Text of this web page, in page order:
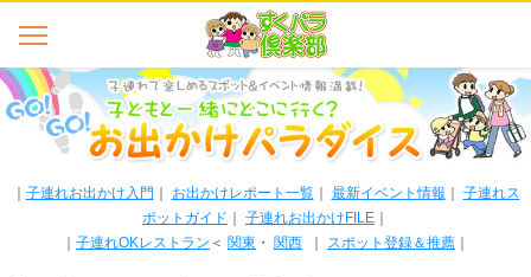
子連れお出かけ入門 お出かけレポート一覧｜ 最新イベント情報
子連れス
ポットガイド
子連れお出かけFILE
子連れOKレストラン ＜ 関東 ・ 関西 スポット登録＆推薦